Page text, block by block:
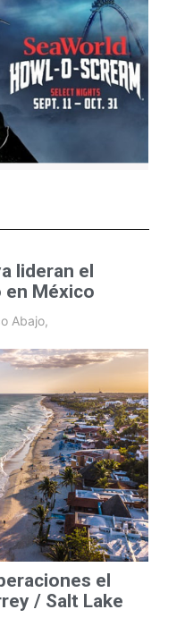
lideran el
México
Abajo,
el
/ Salt Lake